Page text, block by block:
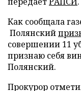
Как сообщала
Полянский
совершении 11
признаю себя
Полянский.
Прокурор